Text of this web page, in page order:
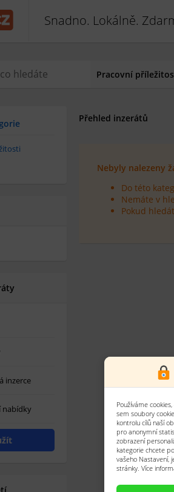
Používáme
sem soubory
kontrolu cílů naší
pro anonymní
zobrazení
kategorie chcete
vašeho Nastavení,
stránky. Více
Snadno. Lokálně.
inzerce
nabídky
Přehled inzerátů
Nebyly nalezeny
Do této
Nemáte v
Pokud